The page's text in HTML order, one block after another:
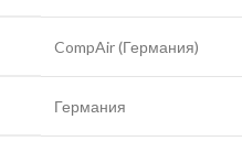
CompAir (Германия)
Германия